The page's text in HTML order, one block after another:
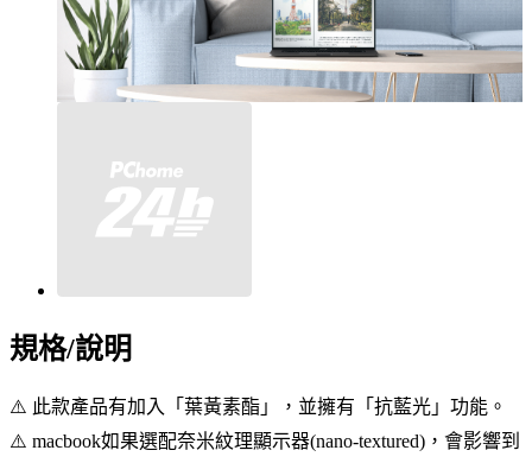
規格/說明
⚠️ 此款產品有加入「葉黃素酯」，並擁有「抗藍光」功能。
⚠️ macbook如果選配奈米紋理顯示器(nano-textured)，會影響到